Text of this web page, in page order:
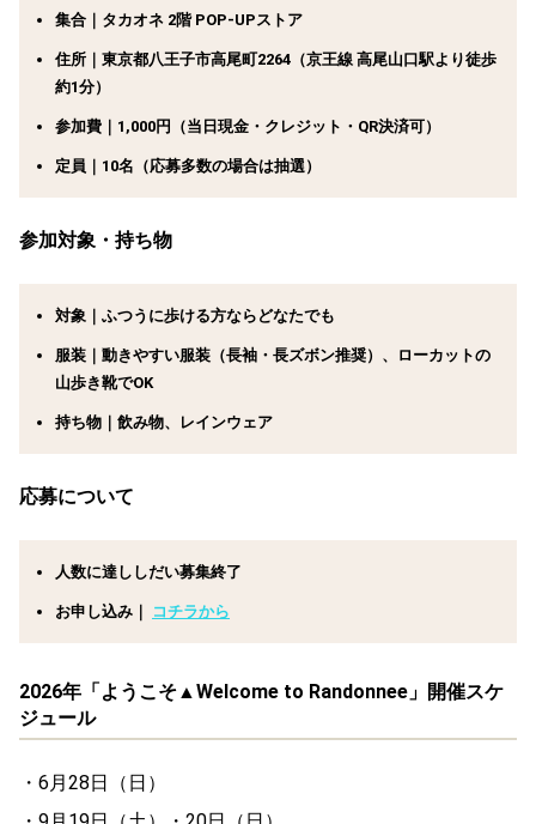
集合｜タカオネ 2階 POP-UPストア
住所｜東京都八王子市高尾町2264（京王線 高尾山口駅より徒歩
約1分）
参加費｜1,000円（当日現金・クレジット・QR決済可）
定員｜10名（応募多数の場合は抽選）
参加対象・持ち物
対象｜ふつうに歩ける方ならどなたでも
服装｜動きやすい服装（長袖・長ズボン推奨）、ローカットの
山歩き靴でOK
持ち物｜飲み物、レインウェア
応募について
人数に達ししだい募集終了
お申し込み｜ コチラから
2026年「ようこそ▲Welcome to Randonnee」開催スケ
ジュール
・6月28日（日）